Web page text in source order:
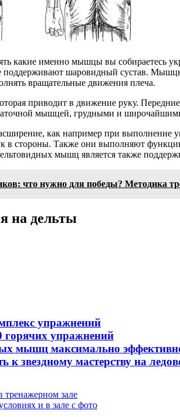
какие именно мышцы вы собираетесь
поддерживают шаровидный сустав.
вращательные движения плеча.
приводит в движение руку.
мышцей, грудными и
как например при
в стороны. Также они выполняют
мышц является также
что нужно для победы? Методика
на дельты
упражнений
горячих упражнений
мышц максимально
звездному мастерству на
тренажерном зале
и в зале с фото